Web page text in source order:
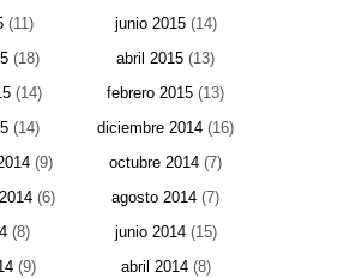
(11) junio 2015(14)
(18) abril 2015 (13)
(14) febrero 2015 (13)
(14) diciembre 2014 (16)
(9) octubre 2014 (7)
(6) agosto 2014 (7)
(8) junio 2014(15)
(9) abril 2014(8)